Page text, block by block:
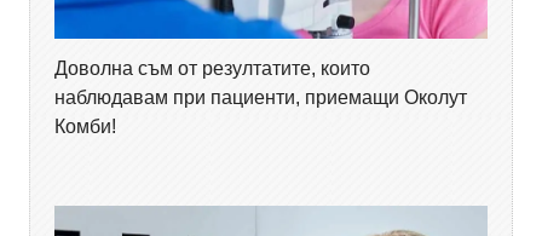
Доволна съм от резултатите, които
наблюдавам при пациенти, приемащи Околут
Комби!